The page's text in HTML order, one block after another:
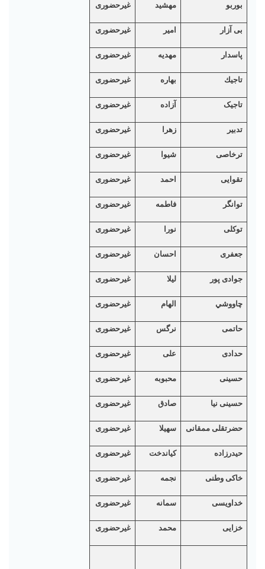
بوربو مهشید غیرحضوری
بی آزار امیر غیرحضوری
پاسدار مهدیه غیرحضوری
تاجيك بهاره غیرحضوری
تاجیک آزاده غیرحضوری
تدبير زهرا غیرحضوری
ترخاصی شیوا غیرحضوری
تقوایی احمد غیرحضوری
توانگر فاطمه غیرحضوری
توکلی نورا غیرحضوری
جعفری احسان غیرحضوری
جوادی پور لیلا غیرحضوری
چاووشي الهام غیرحضوری
حاتمی نرگس غیرحضوری
حدادی علی غیرحضوری
حسینی محبوبه غیرحضوری
حسینی نیا صادق غیرحضوری
حضرتقلی ممقانی سهیلا غیرحضوری
حیدرزاده کیاندخت غیرحضوری
خاکی وطنی نجمه غیرحضوری
خداویسی سمانه غیرحضوری
خزایی محمد غیرحضوری